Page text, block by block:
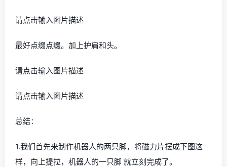
请点击输入图片描述
最好点缀点缀。加上护肩和头。
请点击输入图片描述
请点击输入图片描述
总结：
1.我们首先来制作机器人的两只脚，将磁力片摆成下图这
样，向上提拉，机器人的一只脚 就立刻完成了。